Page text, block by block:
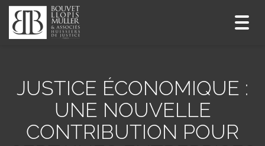
JUSTICE ÉCONOMIQUE :
UNE NOUVELLE
CONTRIBUTION POUR